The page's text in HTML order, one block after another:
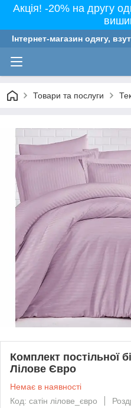
Акція! -20% на другу
Інтернет-магазин одягу,
Товари та послуги
Комплект постільної
Лілове Євро
Немає в наявності
Код: сатін лілове_євро